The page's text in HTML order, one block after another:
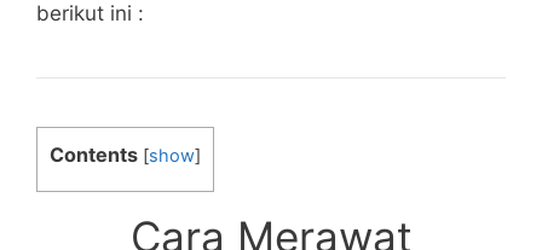
berikut ini :
Contents [show]
Cara Merawat